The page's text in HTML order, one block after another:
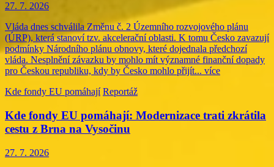
27. 7. 2026
Vláda dnes schválila Změnu č. 2 Územního rozvojového plánu
(ÚRP), která stanoví tzv. akcelerační oblasti. K tomu Česko zavazují
podmínky Národního plánu obnovy, které dojednala předchozí
vláda. Nesplnění závazku by mohlo mít významné finanční dopady
pro Českou republiku, kdy by Česko mohlo přijít... více
Kde fondy EU pomáhají Reportáž
Kde fondy EU pomáhají: Modernizace trati zkrátila
cestu z Brna na Vysočinu
27. 7. 2026